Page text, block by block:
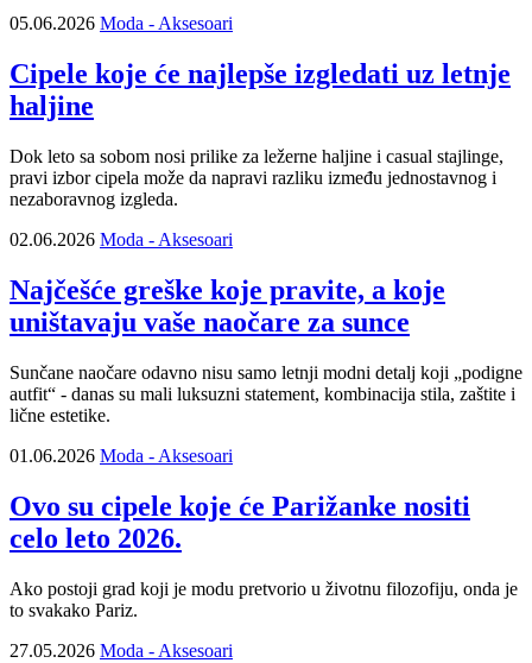
05.06.2026 Moda - Aksesoari
Cipele koje će najlepše izgledati uz letnje
haljine
Dok leto sa sobom nosi prilike za ležerne haljine i casual stajlinge,
pravi izbor cipela može da napravi razliku između jednostavnog i
nezaboravnog izgleda.
02.06.2026 Moda - Aksesoari
Najčešće greške koje pravite, a koje
uništavaju vaše naočare za sunce
Sunčane naočare odavno nisu samo letnji modni detalj koji „podigne
autfit“ - danas su mali luksuzni statement, kombinacija stila, zaštite i
lične estetike.
01.06.2026 Moda - Aksesoari
Ovo su cipele koje će Parižanke nositi
celo leto 2026.
Ako postoji grad koji je modu pretvorio u životnu filozofiju, onda je
to svakako Pariz.
27.05.2026 Moda - Aksesoari